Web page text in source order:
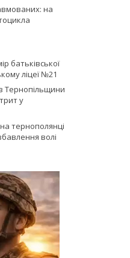
на
батьківської
ліцеї №21
Тернопільщини
у
тернополянці
волі